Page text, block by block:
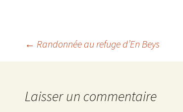
← Randonnée au refuge d’En Beys
Laisser un commentaire